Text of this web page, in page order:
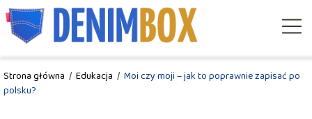
Strona główna / Edukacja / Moi czy moji – jak to poprawnie zapisać po
polsku?